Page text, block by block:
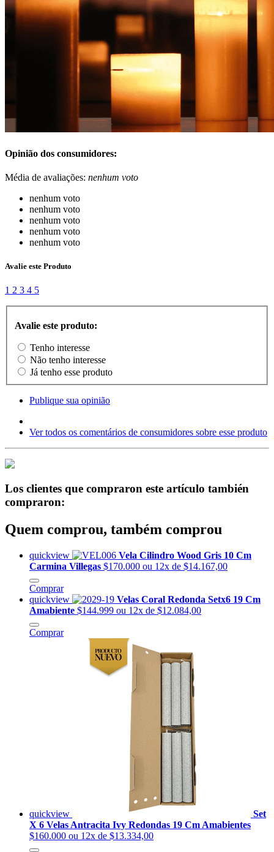
Opinião dos consumidores:
Média de avaliações: nenhum voto
nenhum voto
nenhum voto
nenhum voto
nenhum voto
nenhum voto
Avalie este Produto
1 2 3 4 5
Avalie este produto:
Tenho interesse
Não tenho interesse
Já tenho esse produto
Publique sua opinião
Ver todos os comentários de consumidores sobre esse produto
Los clientes que compraron este artículo también
compraron:
Quem comprou, também comprou
quickview
Vela Cilindro Wood Gris 10 Cm
Carmina Villegas $170.000 ou 12x de $14.167,00
Comprar
quickview
Velas Coral Redonda Setx6 19 Cm
Amabiente $144.999 ou 12x de $12.084,00
Comprar
quickview
Set
X 6 Velas Antracita Ivy Redondas 19 Cm Amabientes
$160.000 ou 12x de $13.334,00